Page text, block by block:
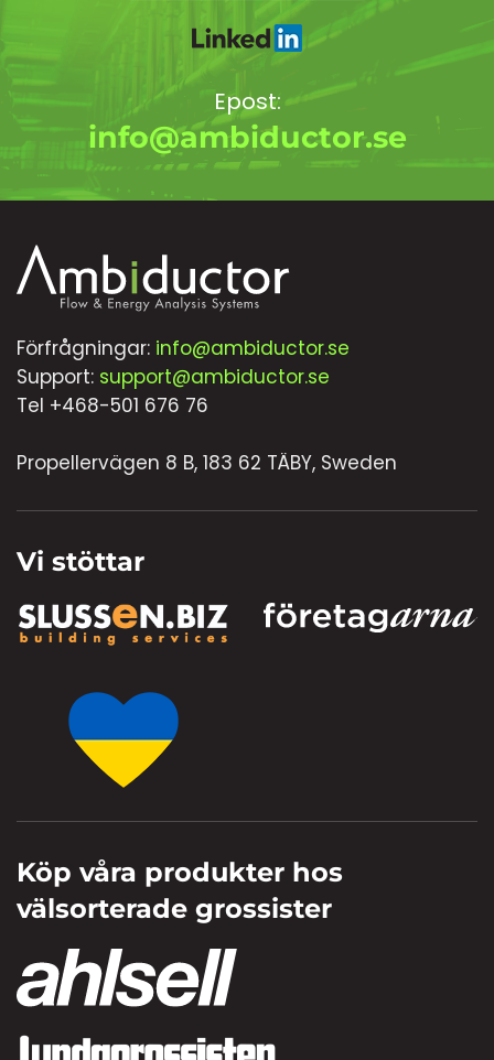
Epost:
info@ambiductor.se
Förfrågningar: info@ambiductor.se
Support: support@ambiductor.se
Tel +468-501 676 76
Propellervägen 8 B, 183 62 TÄBY, Sweden
Vi stöttar
Köp våra produkter hos
välsorterade grossister